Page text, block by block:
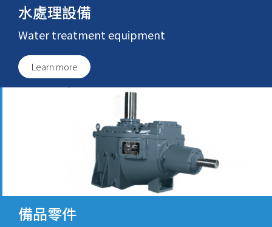
水處理設備
Water treatment equipment
Learn more
備品零件